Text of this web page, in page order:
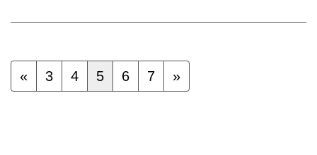
« 3 4 5 6 7 »